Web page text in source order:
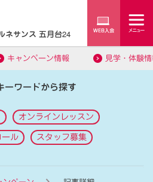
ネサンス 五月台24
キャンペーン情報 見学・体験
ーワードから探す
オンラインレッスン
ール スタッフ募集